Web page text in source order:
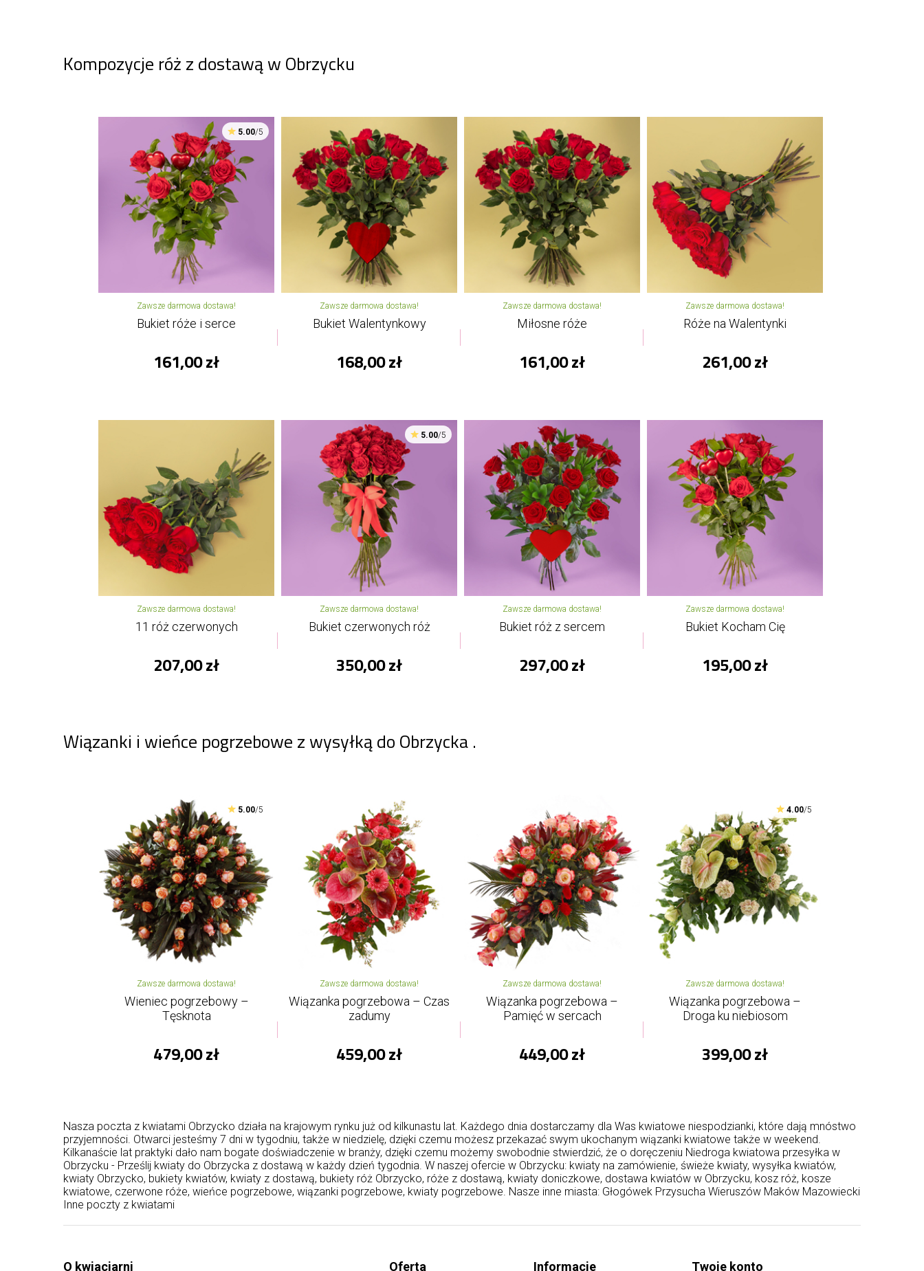
Kompozycje róż z dostawą w Obrzycku
5.00/5
Zawsze darmowa dostawa!
Bukiet róże i serce
161,00 zł
Zawsze darmowa dostawa!
Bukiet Walentynkowy
168,00 zł
Zawsze darmowa dostawa!
Miłosne róże
161,00 zł
Zawsze darmowa dostawa!
Róże na Walentynki
261,00 zł
Zawsze darmowa dostawa!
11 róż czerwonych
207,00 zł
5.00/5
Zawsze darmowa dostawa!
Bukiet czerwonych róż
350,00 zł
Zawsze darmowa dostawa!
Bukiet róż z sercem
297,00 zł
Zawsze darmowa dostawa!
Bukiet Kocham Cię
195,00 zł
Wiązanki i wieńce pogrzebowe z wysyłką do Obrzycka .
5.00/5
Zawsze darmowa dostawa!
Wieniec pogrzebowy –
Tęsknota
479,00 zł
Zawsze darmowa dostawa!
Wiązanka pogrzebowa – Czas
zadumy
459,00 zł
Zawsze darmowa dostawa!
Wiązanka pogrzebowa –
Pamięć w sercach
449,00 zł
4.00/5
Zawsze darmowa dostawa!
Wiązanka pogrzebowa –
Droga ku niebiosom
399,00 zł
Nasza poczta z kwiatami Obrzycko działa na krajowym rynku już od kilkunastu lat. Każdego dnia dostarczamy dla Was kwiatowe niespodzianki, które dają mnóstwo
przyjemności. Otwarci jesteśmy 7 dni w tygodniu, także w niedzielę, dzięki czemu możesz przekazać swym ukochanym wiązanki kwiatowe także w weekend.
Kilkanaście lat praktyki dało nam bogate doświadczenie w branży, dzięki czemu możemy swobodnie stwierdzić, że o doręczeniu Niedroga kwiatowa przesyłka w
Obrzycku - Prześlij kwiaty do Obrzycka z dostawą w każdy dzień tygodnia. W naszej ofercie w Obrzycku: kwiaty na zamówienie, świeże kwiaty, wysyłka kwiatów,
kwiaty Obrzycko, bukiety kwiatów, kwiaty z dostawą, bukiety róż Obrzycko, róże z dostawą, kwiaty doniczkowe, dostawa kwiatów w Obrzycku, kosz róż, kosze
kwiatowe, czerwone róże, wieńce pogrzebowe, wiązanki pogrzebowe, kwiaty pogrzebowe. Nasze inne miasta: Głogówek Przysucha Wieruszów Maków Mazowiecki
Inne poczty z kwiatami
O kwiaciarni Oferta Informacje Twoje konto